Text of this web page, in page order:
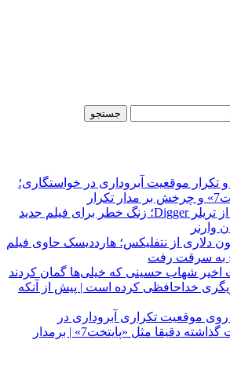
موقعیت آبروداری در خواستگاری؛
استقبال کم‌رمق از تریلر Digger؛ زنگ خطر برای فیلم جدید
وارنر
۱۰۵ میلیون دلاری از نتفلیکس؛ هارددیسک حاوی فیلم
به سرقت رفت
اخیر شهاب حسینی که خیلی‌ها گمان کردند
خداحافظی کرده است | پیش از آنکه
موقعیت تکراری آبروداری در
خواستگاری دست گذاشته دقیقا مثل «پایتخت7» | برمدار